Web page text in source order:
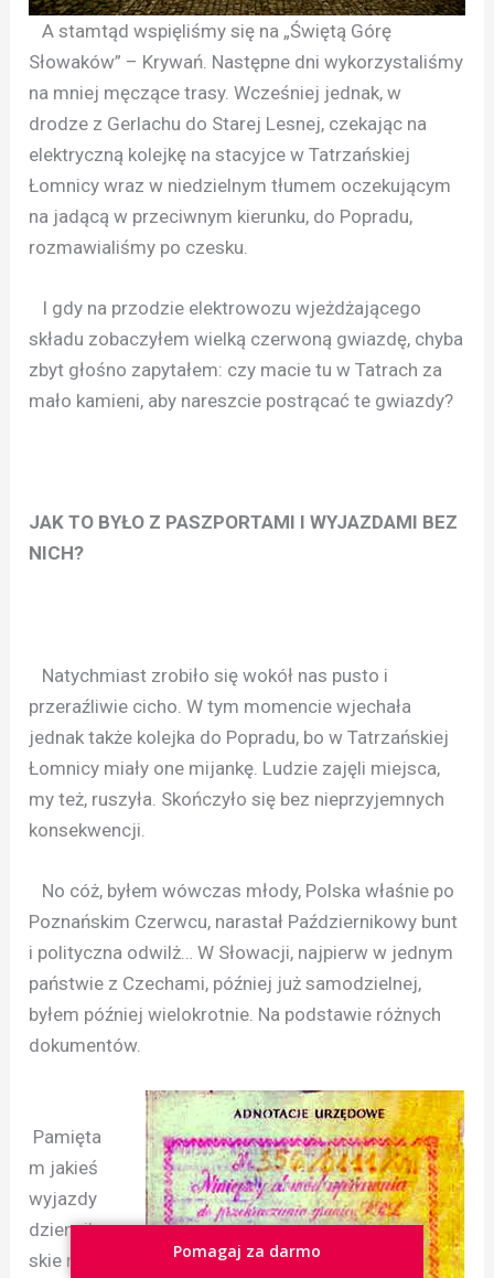
A stamtąd wspięliśmy się na „Świętą Górę
Słowaków” – Krywań. Następne dni wykorzystaliśmy
na mniej męczące trasy. Wcześniej jednak, w
drodze z Gerlachu do Starej Lesnej, czekając na
elektryczną kolejkę na stacyjce w Tatrzańskiej
Łomnicy wraz w niedzielnym tłumem oczekującym
na jadącą w przeciwnym kierunku, do Popradu,
rozmawialiśmy po czesku.
I gdy na przodzie elektrowozu wjeżdżającego
składu zobaczyłem wielką czerwoną gwiazdę, chyba
zbyt głośno zapytałem: czy macie tu w Tatrach za
mało kamieni, aby nareszcie postrącać te gwiazdy?
JAK TO BYŁO Z PASZPORTAMI I WYJAZDAMI BEZ
NICH?
Natychmiast zrobiło się wokół nas pusto i
przeraźliwie cicho. W tym momencie wjechała
jednak także kolejka do Popradu, bo w Tatrzańskiej
Łomnicy miały one mijankę. Ludzie zajęli miejsca,
my też, ruszyła. Skończyło się bez nieprzyjemnych
konsekwencji.
No cóż, byłem wówczas młody, Polska właśnie po
Poznańskim Czerwcu, narastał Październikowy bunt
i polityczna odwilż… W Słowacji, najpierw w jednym
państwie z Czechami, później już samodzielnej,
byłem później wielokrotnie. Na podstawie różnych
dokumentów.
Pamięta
m jakieś
wyjazdy
dziennikar
skie na
Pomagaj za darmo